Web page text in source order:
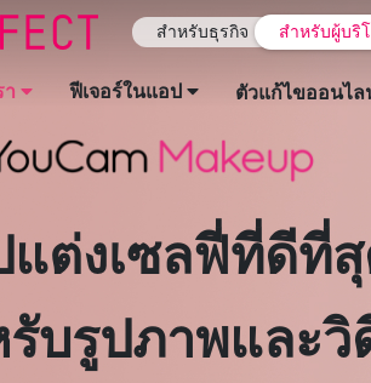
สำหรับธุรกิจ สำหรับผู้บริ
า ฟีเจอร์ในแอป ตัวแก้ไขออนไล
แต่งเซลฟี่ที่ดีที่
บรูปภาพและวิ